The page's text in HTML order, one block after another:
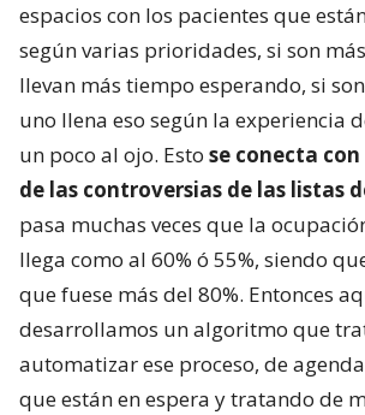
espacios con los pacientes que
según varias prioridades, si son
llevan más tiempo esperando, si son
uno llena eso según la experiencia
un poco al ojo. Esto se conecta
de las controversias de las listas
pasa muchas veces que la
llega como al 60% ó 55%, siendo
que fuese más del 80%. Entonces
desarrollamos un algoritmo que
automatizar ese proceso, de
que están en espera y tratando de